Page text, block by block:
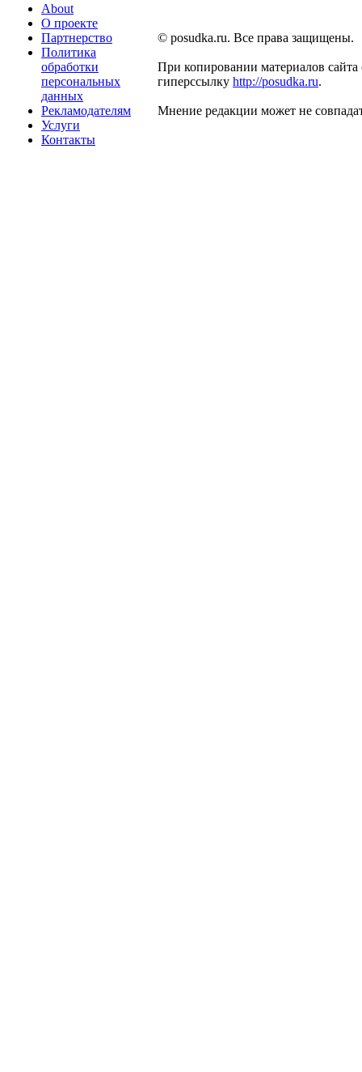
About
О проекте
Партнерство
Политика
обработки
персональных
данных
Рекламодателям
Услуги
Контакты
© posudka.ru. Все права защищены.
При копировании материалов сайта
гиперссылку http://posudka.ru.
Мнение редакции может не